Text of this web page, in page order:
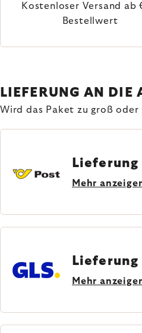
Kostenloser Versand ab
Bestellwert
LIEFERUNG AN DIE
Wird das Paket zu groß oder
Lieferung
Mehr
Lieferung
Mehr